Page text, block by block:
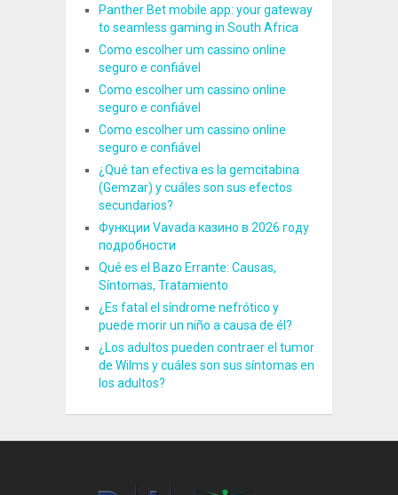
Panther Bet mobile app: your gateway
to seamless gaming in South Africa
Como escolher um cassino online
seguro e confiável
Como escolher um cassino online
seguro e confiável
Como escolher um cassino online
seguro e confiável
¿Qué tan efectiva es la gemcitabina
(Gemzar) y cuáles son sus efectos
secundarios?
Функции Vavada казино в 2026 году
подробности
Qué es el Bazo Errante: Causas,
Síntomas, Tratamiento
¿Es fatal el síndrome nefrótico y
puede morir un niño a causa de él?
¿Los adultos pueden contraer el tumor
de Wilms y cuáles son sus síntomas en
los adultos?